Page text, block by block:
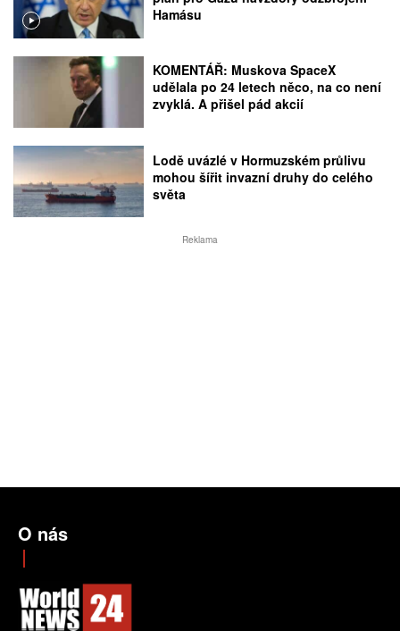
Hamásu
KOMENTÁŘ: Muskova SpaceX
udělala po 24 letech něco, na co není
zvyklá. A přišel pád akcií
Lodě uvázlé v Hormuzském průlivu
mohou šířit invazní druhy do celého
světa
Reklama
O nás